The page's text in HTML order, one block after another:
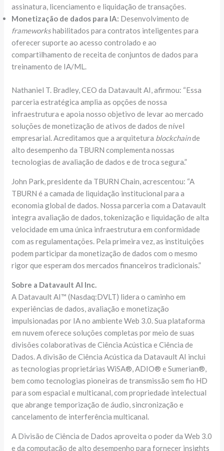
assinatura, licenciamento e liquidação de transações.
Monetização de dados para IA: Desenvolvimento de
frameworkshabilitados para contratos inteligentes para
oferecer suporte ao acesso controlado e ao
compartilhamento de receita de conjuntos de dados para
treinamento de IA/ML.
Nathaniel T. Bradley, CEO da Datavault AI, afirmou: “Essa
parceria estratégica amplia as opções de nossa
infraestrutura e apoia nosso objetivo de levar ao mercado
soluções de monetização de ativos de dados de nível
empresarial. Acreditamos que a arquitetura blockchainde
alto desempenho da TBURN complementa nossas
tecnologias de avaliação de dados e de troca segura.”
John Park, presidente da TBURN Chain, acrescentou: “A
TBURN é a camada de liquidação institucional para a
economia global de dados. Nossa parceria com a Datavault
integra avaliação de dados, tokenização e liquidação de alta
velocidade em uma única infraestrutura em conformidade
com as regulamentações. Pela primeira vez, as instituições
podem participar da monetização de dados com o mesmo
rigor que esperam dos mercados financeiros tradicionais.”
Sobre a Datavault AI Inc.
A Datavault AI™ (Nasdaq:DVLT) lidera o caminho em
experiências de dados, avaliação e monetização
impulsionadas por IA no ambiente Web 3.0. Sua plataforma
em nuvem oferece soluções completas por meio de suas
divisões colaborativas de Ciência Acústica e Ciência de
Dados. A divisão de Ciência Acústica da Datavault AI inclui
as tecnologias proprietárias WiSA®, ADIO® e Sumerian®,
bem como tecnologias pioneiras de transmissão sem fio HD
para som espacial e multicanal, com propriedade intelectual
que abrange temporização de áudio, sincronização e
cancelamento de interferência multicanal.
A Divisão de Ciência de Dados aproveita o poder da Web 3.0
e da computação de alto desempenho para fornecer insights